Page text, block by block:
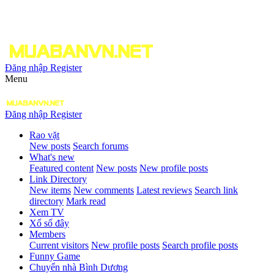
Đăng nhập Register
Menu
Đăng nhập Register
Rao vặt
New posts Search forums
What's new
Featured content New posts New profile posts
Link Directory
New items New comments Latest reviews Search link
directory Mark read
Xem TV
Xổ số đây
Members
Current visitors New profile posts Search profile posts
Funny Game
Chuyển nhà Bình Dương